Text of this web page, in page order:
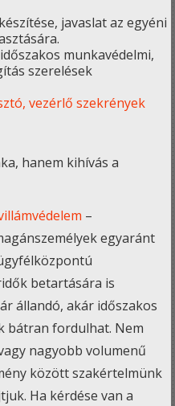
javaslat az egyéni
munkavédelmi,
szerelések
vezérlő szekrények
hanem kihívás a
–
egyaránt
betartására is
állandó, akár időszakos
bátran fordulhat. Nem
nagyobb volumenű
között szakértelmünk
Ha kérdése van a